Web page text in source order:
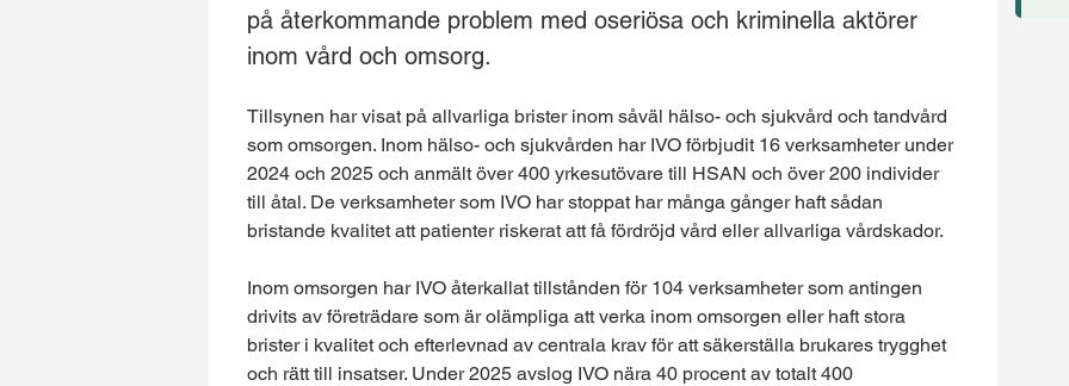
på återkommande problem med oseriösa och kriminella aktörer
inom vård och omsorg.
Tillsynen har visat på allvarliga brister inom såväl hälso- och sjukvård och tandvård
som omsorgen. Inom hälso- och sjukvården har IVO förbjudit 16 verksamheter under
2024 och 2025 och anmält över 400 yrkesutövare till HSAN och över 200 individer
till åtal. De verksamheter som IVO har stoppat har många gånger haft sådan
bristande kvalitet att patienter riskerat att få fördröjd vård eller allvarliga vårdskador.
Inom omsorgen har IVO återkallat tillstånden för 104 verksamheter som antingen
drivits av företrädare som är olämpliga att verka inom omsorgen eller haft stora
brister i kvalitet och efterlevnad av centrala krav för att säkerställa brukares trygghet
och rätt till insatser. Under 2025 avslog IVO nära 40 procent av totalt 400